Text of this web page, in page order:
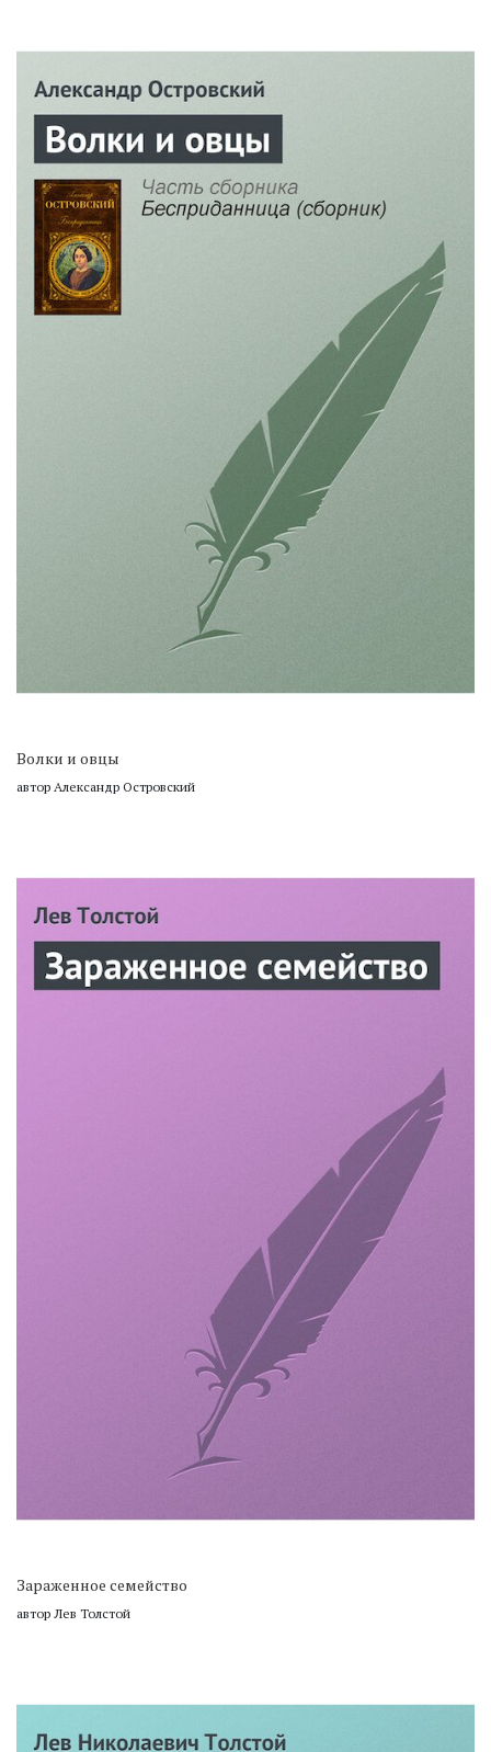
Волки и овцы
автор Александр Островский
Зараженное семейство
автор Лев Толстой